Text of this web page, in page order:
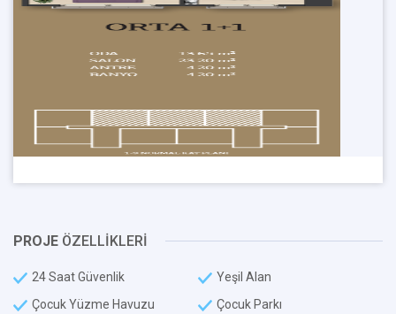
PROJE ÖZELLİKLERİ
24 Saat Güvenlik
Yeşil Alan
Çocuk Yüzme Havuzu
Çocuk Parkı